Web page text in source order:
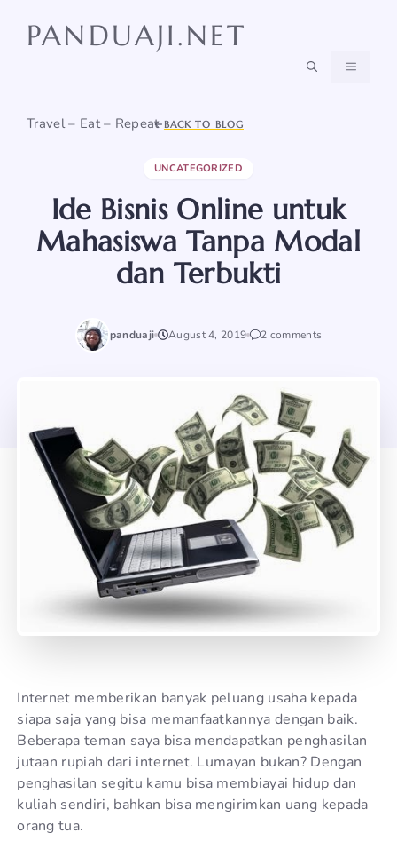
PANDUAJI.NET
Travel – Eat – Repeat
MENU
BACK TO BLOG
UNCATEGORIZED
Ide Bisnis Online untuk
Mahasiswa Tanpa Modal
dan Terbukti
panduaji August 4, 2019 2 comments
Internet memberikan banyak peluang usaha kepada
siapa saja yang bisa memanfaatkannya dengan baik.
Beberapa teman saya bisa mendapatkan penghasilan
jutaan rupiah dari internet. Lumayan bukan? Dengan
penghasilan segitu kamu bisa membiayai hidup dan
kuliah sendiri, bahkan bisa mengirimkan uang kepada
orang tua.